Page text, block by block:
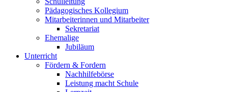
Pädagogisches Kollegium
Mitarbeiterinnen und Mitarbeiter
Sekretariat
Ehemalige
Jubiläum
Unterricht
Fördern & Fordern
Nachhilfebörse
Leistung macht Schule